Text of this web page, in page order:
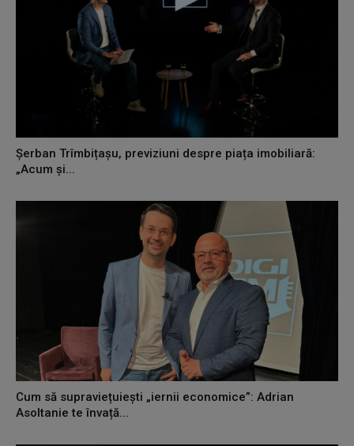
Șerban Trîmbițașu, previziuni despre piața imobiliară:
„Acum și...
Cum să supraviețuiești „iernii economice”: Adrian
Asoltanie te învață...